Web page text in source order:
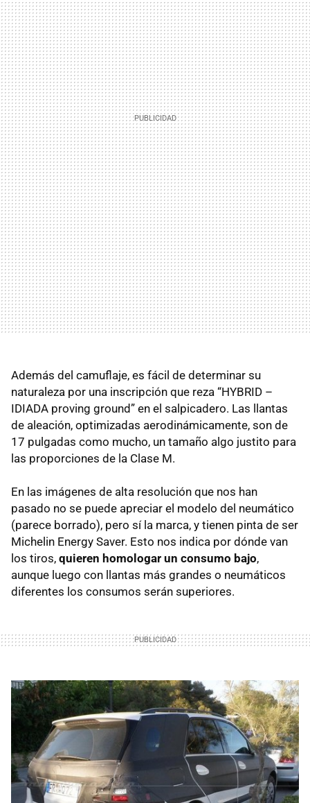
Además del camuflaje, es fácil de determinar su
naturaleza por una inscripción que reza “HYBRID –
IDIADA proving ground” en el salpicadero. Las llantas
de aleación, optimizadas aerodinámicamente, son de
17 pulgadas como mucho, un tamaño algo justito para
las proporciones de la Clase M.
En las imágenes de alta resolución que nos han
pasado no se puede apreciar el modelo del neumático
(parece borrado), pero sí la marca, y tienen pinta de ser
Michelin Energy Saver. Esto nos indica por dónde van
los tiros, quieren homologar un consumo bajo,
aunque luego con llantas más grandes o neumáticos
diferentes los consumos serán superiores.